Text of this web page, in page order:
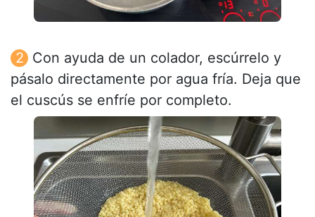
Con ayuda de un colador, escúrrelo y
pásalo directamente por agua fría. Deja que
el cuscús se enfríe por completo.